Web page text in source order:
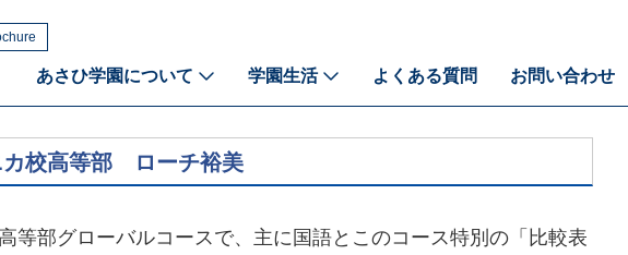
あさひ学園について 学園生活 よくある質問 お問い合わせ
カ校高等部 ローチ裕美
等部グローバルコースで、主に国語とこのコース特別の「比較表